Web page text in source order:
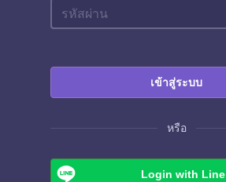
เข้าสู่ระบบ
หรือ
Login with Line